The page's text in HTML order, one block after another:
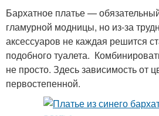
Бархатное платье —
гламурной модницы, но из-за
аксессуаров не каждая решится
подобного туалета.
не просто. Здесь зависимость от
первостепенной.